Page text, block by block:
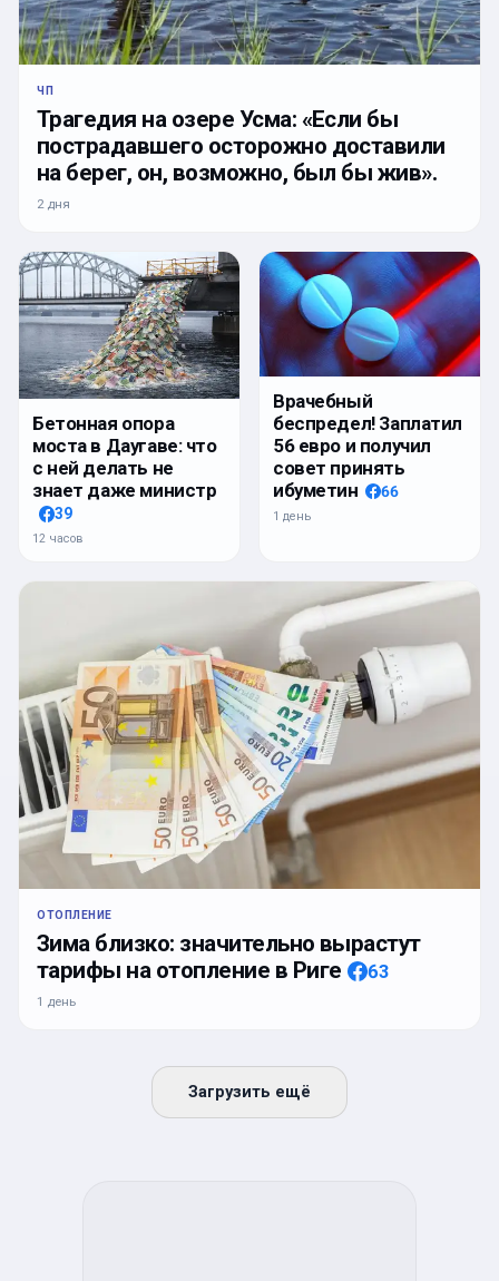
ЧП
Трагедия на озере Усма: «Если бы
пострадавшего осторожно доставили
на берег, он, возможно, был бы жив».
2 дня
Бетонная опора
моста в Даугаве: что
с ней делать не
знает даже министр
39
12 часов
Врачебный
беспредел! Заплатил
56 евро и получил
совет принять
ибуметин
66
1 день
ОТОПЛЕНИЕ
Зима близко: значительно вырастут
тарифы на отопление в Риге
63
1 день
Загрузить ещё